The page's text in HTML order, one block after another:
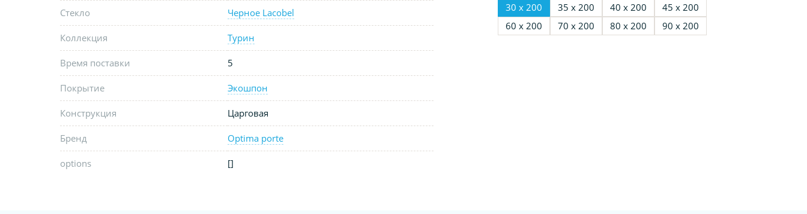
Стекло Черное Lacobel
Коллекция Турин
Время поставки 5
Покрытие Экошпон
Конструкция Царговая
Бренд Optima porte
options []
30 х 200 35 х 200 40 х 200
45 х 200
60 х 200
70 х 200 80 х 200 90 х 200